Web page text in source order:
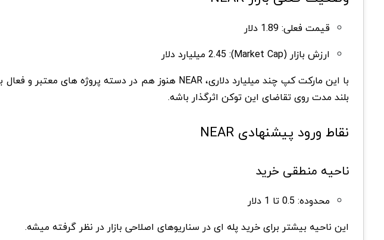
قیمت فعلی: 1.89 دلار
ارزش بازار (Market Cap): 2.45 میلیارد دلار
بلند مدت روی تقاضای این توکن اثرگذار باشه.
نقاط ورود پیشنهادی NEAR
ناحیه منطقی خرید
محدوده: 0.5 تا 1 دلار
این ناحیه بیشتر برای خرید پله ای در سناریوهای اصلاحی بازار در نظر گرفته میشه.